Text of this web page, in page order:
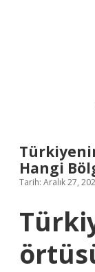
Hangi
Tarih: Aralık 27,